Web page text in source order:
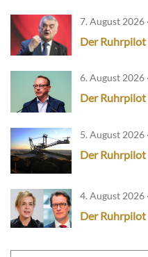
7. August 2026
Der Ruhrpilot
6. August 2026
Der Ruhrpilot
5. August 2026
Der Ruhrpilot
4. August 2026
Der Ruhrpilot